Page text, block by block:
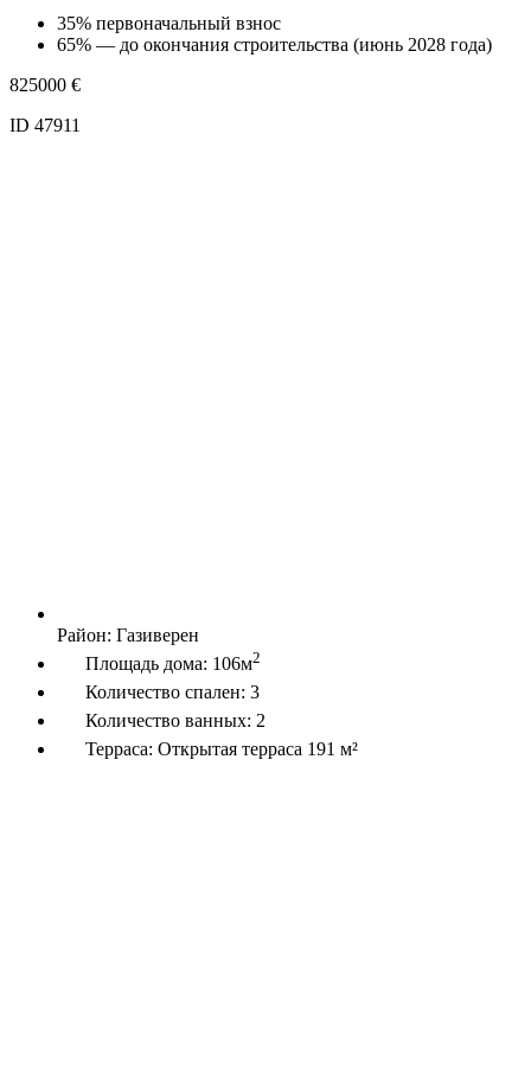
35% первоначальный взнос
65% — до окончания строительства (июнь 2028 года)
825000 €
ID 47911
Район: Газиверен
Площадь дома: 106м2
Количество спален: 3
Количество ванных: 2
Терраса: Открытая терраса 191 м²